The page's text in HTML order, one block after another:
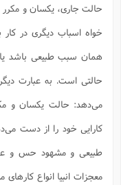
حالت جاری، یکسان و
خواه اسباب دیگری در
همان سبب طبیعی باشد
حالتی است. به عبارت
می‌دهد: حالت یکسان و
کارایی خود را از دست
طبیعی و مشهود حس و
معجزات انبیا انواع